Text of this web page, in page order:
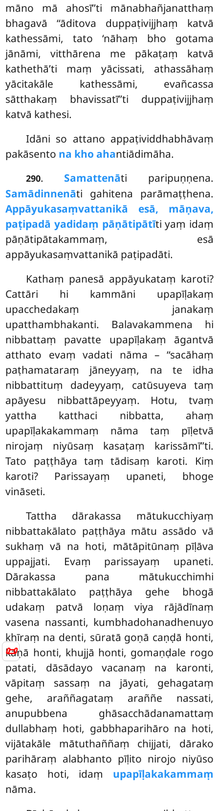
📜
māno mā ahosī’’ti mānabhañjanatthaṃ
bhagavā ‘‘āditova duppaṭivijjhaṃ katvā
kathessāmi, tato ‘nāhaṃ bho gotama
jānāmi, vitthārena me pākaṭaṃ katvā
kathethā’ti maṃ yācissati, athassāhaṃ
yācitakāle kathessāmi, evañcassa
sātthakaṃ bhavissatī’’ti duppaṭivijjhaṃ
katvā kathesi.
Idāni so attano appaṭividdhabhāvaṃ
pakāsento na kho ahantiādimāha.
290. Samattenāti paripuṇṇena.
Samādinnenāti gahitena parāmaṭṭhena.
Appāyukasaṃvattanikā esā, māṇava,
paṭipadā yadidaṃ pāṇātipātīti yaṃ idaṃ
pāṇātipātakammaṃ, esā
appāyukasaṃvattanikā paṭipadāti.
Kathaṃ panesā appāyukataṃ karoti?
Cattāri hi kammāni upapīḷakaṃ
upacchedakaṃ janakaṃ
upatthambhakanti. Balavakammena hi
nibbattaṃ pavatte upapīḷakaṃ āgantvā
atthato evaṃ vadati nāma – ‘‘sacāhaṃ
paṭhamataraṃ jāneyyaṃ, na te idha
nibbattituṃ dadeyyaṃ, catūsuyeva taṃ
apāyesu nibbattāpeyyaṃ. Hotu, tvaṃ
yattha katthaci nibbatta, ahaṃ
upapīḷakakammaṃ nāma taṃ pīḷetvā
nirojaṃ niyūsaṃ kasaṭaṃ karissāmī’’ti.
Tato paṭṭhāya taṃ tādisaṃ karoti. Kiṃ
karoti? Parissayaṃ upaneti, bhoge
vināseti.
Tattha dārakassa mātukucchiyaṃ
nibbattakālato paṭṭhāya mātu assādo vā
sukhaṃ vā na hoti, mātāpitūnaṃ pīḷāva
uppajjati. Evaṃ parissayaṃ upaneti.
Dārakassa pana mātukucchimhi
nibbattakālato paṭṭhāya gehe bhogā
udakaṃ patvā loṇaṃ viya rājādīnaṃ
vasena nassanti, kumbhadohanadhenuyo
khīraṃ na denti, sūratā goṇā caṇḍā honti,
kāṇā honti, khujjā honti, gomaṇḍale rogo
patati, dāsādayo vacanaṃ na karonti,
vāpitaṃ sassaṃ na jāyati, gehagataṃ
gehe, araññagataṃ araññe nassati,
anupubbena ghāsacchādanamattaṃ
dullabhaṃ hoti, gabbhaparihāro na hoti,
vijātakāle mātuthaññaṃ chijjati, dārako
parihāraṃ alabhanto pīḷito nirojo niyūso
kasaṭo hoti, idaṃ upapīḷakakammaṃ
nāma.